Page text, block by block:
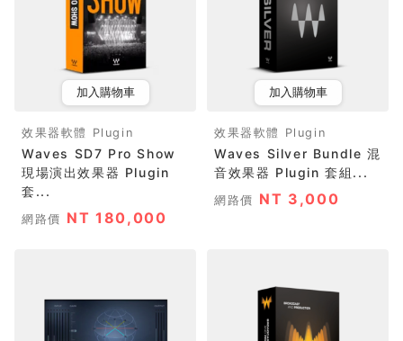
加入購物車
效果器軟體 Plugin
Waves SD7 Pro Show
現場演出效果器 Plugin
套...
網路價 NT 180,000
加入購物車
效果器軟體 Plugin
Waves Silver Bundle 混
音效果器 Plugin 套組...
網路價 NT 3,000